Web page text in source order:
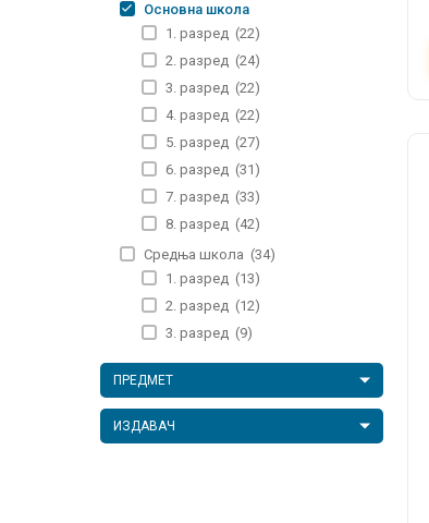
Основна школа
1. разред (22)
2. разред (24)
3. разред (22)
4. разред (22)
5. разред (27)
6. разред (31)
7. разред (33)
8. разред (42)
Средња школа (34)
1. разред (13)
2. разред (12)
3. разред (9)
ПРЕДМЕТ
ИЗДАВАЧ